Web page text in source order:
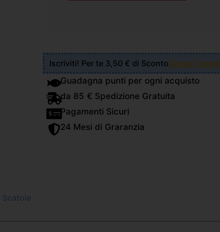
Iscriviti! Per te 3,50 € di ScontoScopri Come!
Guadagna punti per ogni acquisto
da 85 € Spedizione Gratuita
Pagamenti Sicuri
24 Mesi di Graranzia
Scatole